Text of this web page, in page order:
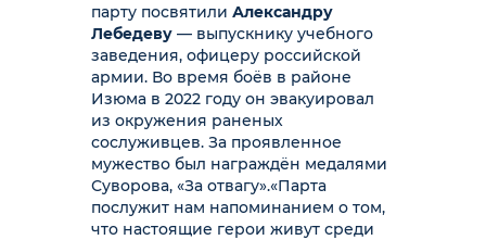
парту посвятили Александру
Лебедеву — выпускнику учебного
заведения, офицеру российской
армии. Во время боёв в районе
Изюма в 2022 году он эвакуировал
из окружения раненых
сослуживцев. За проявленное
мужество был награждён медалями
Суворова, «За отвагу».«Парта
послужит нам напоминанием о том,
что настоящие герои живут среди